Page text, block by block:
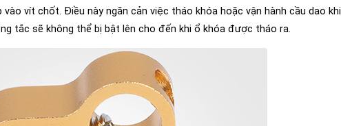
vít chốt. Điều này ngăn cản việc tháo khóa hoặc vận hành cầu dao khi
tắc sẽ không thể bị bật lên cho đến khi ổ khóa được tháo ra.